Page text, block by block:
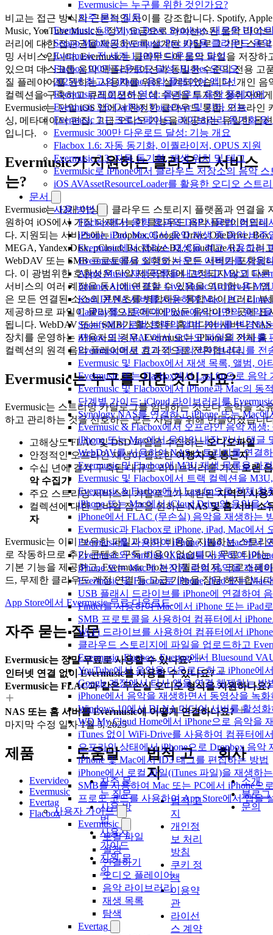
Evermusic는 누구를 위한 것인가요?
자주 묻는 질문
Evermusic 6.8: Aliyun Drive, Synology, 새로운 UI 스
Setapp Mobile의 Evermusic Pro: iOS용 클라우드 음악
Evermusic 전 세계 1,100만 다운로드 달성
Flacbox 100만 다운로드 달성: Hi-Res 오디오
2025년 최고의 iPhone 음악 플레이어 앱 5선
Evermusic 프로모션 영상: 클라우드 음악 플레이어
Evermusic 3.6: CarPlay, VoiceOver 및 기타 기능
Evermusic 3.1: 크로스페이드, 라이브러리 동기화 및
Evermusic 300만 다운로드 달성: 기능 개요
Flacbox 1.6: 자동 동기화, 이퀄라이저, OPUS 지원
Evermusic 2.3: 자동 동기화, 재생 위치 및 태그
Evermusic로 iPhone에서 클라우드 저장소의 음악
iOS AVAssetResourceLoader를 활용한 오디오 스트
문서
사용 방법
Flacbox에서 음향 효과와 DSP 사용법: 컴프
iPhone, iPad, Mac에서 음악 재생 중 음악 비
Evermusic에서 갭리스 재생을 켜고 사용하는
Evermusic에서 오디오 사운드 이펙트를 사
Apple Music 재생목록을 내보내고 Mac의
Internet Archive 또는 Live Music Archive용
Kodi DLNA 서버를 사용하여 Mac / PC /
CarPlay를 사용하여 iPhone에서 나만의 음악
Spotify에서 로컬 트랙의 앨범 커버를 변경하
iPhone 또는 MAC에서 오디오 파일의 가사를
Evermusic에서 기기 간 음악 라이브러리를
Evermusic 및 Flacbox에서 재생 목록, 앨범,
Evermusic 또는 Flacbox에서 Last.fm으로 음
Evermusic 및 Flacbox에서 iPhone과 Mac의
단계별 가이드: iCloud 라이브러리를
Synology NAS를 연결하고 iPhone 또는 Mac
Evermusic & Flacbox에서 오프라인 음악 재
iPhone 또는 Mac에서 음악의 내장 가사, 댓글
WebDAV를 사용하여 NAS 스토리지를 연결
Evermusic 및 Flacbox에 M3U 재생 목록을 가
Evermusic 및 Flacbox에서 트랙 컬렉션을
Evermusic & Flacbox에서 Last.fm으로 전체 청
iPhone 또는 Mac에서 iCloud Drive의 음악을
iPhone에서 FLAC (무손실) 음악을 재생하는
Evermusic과 Flacbox로 iPhone, iPad, Mac에
Evermusic를 사용하여 iPhone, iPad, Mac에서
Evermusic와 SanDisk iXpand를 사용하여
iPhone 또는 Mac에 저장된 로컬 음악을 재생
Evermusic 및 Flacbox로 iPhone, iPad 또는
USB 플래시 드라이브를 iPhone에 연결하여
Finder를 사용하여 Mac에서 iPhone 또는 iPad
SMB 프로토콜을 사용하여 컴퓨터에서
Wi-Fi 드라이브를 사용하여 컴퓨터에서
클라우드 스토리지에 파일을 업로드하고
Evermusic, Flacbox, Evertag에서 Bluesound
YouTube에서 음악을 다운로드하고 iPhone에
Google 계정에서 타사 앱을 연결 해제하는 방
iPhone에서 음악을 재생하면서 동영상을 녹
Windows 10에서 DLNA 미디어 서버를 활성
WD My Cloud Home에서 iPhone으로 음악을
iTunes 없이 WiFi-Drive를 사용하여 컴퓨터에
오프라인 상태에서 iPhone으로 Dropbox 음악
iPhone 및 Mac에서 ID3 태그를 편집하는 방법
iPhone에서 로컬 파일(iTunes 파일)을 재생하
SMB를 사용하여 Mac 또는 PC에서 iPhone으
프로모 코드를 사용하여 App Store에서 앱을
사용자 가이드
Evermusic
로컬 파일
설정
연결하기
오디오 플레이어
음악 라이브러리
재생 목록
탐색
Evertag
비교는 접근 방식의 근본적인 차이를 강조합니다. Spotify, Apple
Music, YouTube Music는 정기 요금으로 라이선스된 음악 라이브
러리에 대한 접근권을 제공하도록 설계된 카탈로그 기반 스트
밍 서비스입니다. Evermusic는 클라우드에 음악 파일을 저장하
있으며 데스크톱 음악 애플리케이션과 동일한 수준의 전용 고
질 플레이어를 원하는 사용자를 위해 설계되었습니다. 개인 음
컬렉션을 구축하고 큐레이션하는 데 수년을 투자한 청취자에게
Evermusic는 단일 iOS 앱에서 완전한 클라우드 통합, 오프라인
싱, 메타데이터 편집, 고급 오디오 기능을 제공하는 유일한 옵션
입니다.
Evermusic가 지원하는 클라우드 서비스
는?
Evermusic는 12개 이상의 클라우드 스토리지 플랫폼과 연결을
원하여 iOS에서 가장 다재다능한 클라우드 음악 플레이어입니
다. 지원되는 서비스에는 Dropbox, Google Drive, OneDrive, Box,
MEGA, Yandex.Disk, pCloud, Backblaze B2, Cloudflare R2, 그리
WebDAV 또는 SMB 프로토콜을 실행하는 모든 서버가 포함됩
다. 이 광범위한 호환성은 단일 제공업체에 고정되지 않고 다른
서비스의 여러 계정을 동시에 연결할 수 있음을 의미합니다. 앱
은 모든 연결된 소스의 콘텐츠를 병합하는 통합 라이브러리 뷰
제공하므로 파일이 물리적으로 어디에 있든 음악이 한 곳에 표
됩니다. WebDAV 또는 SMB가 활성화된 홈 미디어 서버나 NAS
장치를 운영하는 사용자의 경우, Evermusic는 iPhone을 전체 홈
컬렉션의 원격 음악 플레이어로 효과적으로 전환합니다.
Evermusic는 누구를 위한 것인가요?
Evermusic는 스트리밍 카탈로그를 임대하는 것보다 음악을 소
하고 관리하는 것을 선호하는 모든 사람을 위해 만들어졌습니
고해상도 FLAC 및 DSD 파일을 수집하는오디오파일
안정적인 오프라인 재생이 필요한여행자 및 통근자
수십 년에 걸쳐 구축된 대규모 라이브러리를 가진오랜 음
악 수집가
주요 스트리밍 서비스의 카탈로그가 제한된지역의 사용
컬렉션에 대한 모바일 접근을 원하는NAS 및 홈 서버 소
자
Evermusic는 이미 보유한 파일과 이미 비용을 지불하는 스토리
로 작동하므로 추가 콘텐츠 구독 비용이 없습니다. 무료 티어는
기본 기능을 제공하고, Evermusic Pro는 이퀄라이저, 크로스페이
드, 무제한 클라우드 계정 연결 등 고급 기능을 잠금 해제합니
App Store에서 Evermusic 무료 다운로드.
자주 묻는 질문
Evermusic는 정말 무료로 사용할 수 있나요?
인터넷 연결 없이 Evermusic를 사용할 수 있나요?
Evermusic는 FLAC과 같은 무손실 오디오 형식을 지원하나요?
NAS 또는 홈 서버를 Evermusic에 어떻게 연결하나요?
마지막 수정 일자1월 5, 2025
제품
Evervideo
Evermusic
Evertag
Flacbox
도움말
자주 묻
는 질문
사용 방
법
사용자
가이드
지원 문
의
법적 고
지
법적 고
지
개인정
보 처리
방침
쿠키 정
책
이용약
관
라이선
스 계약
회사
소개
블로그
문의